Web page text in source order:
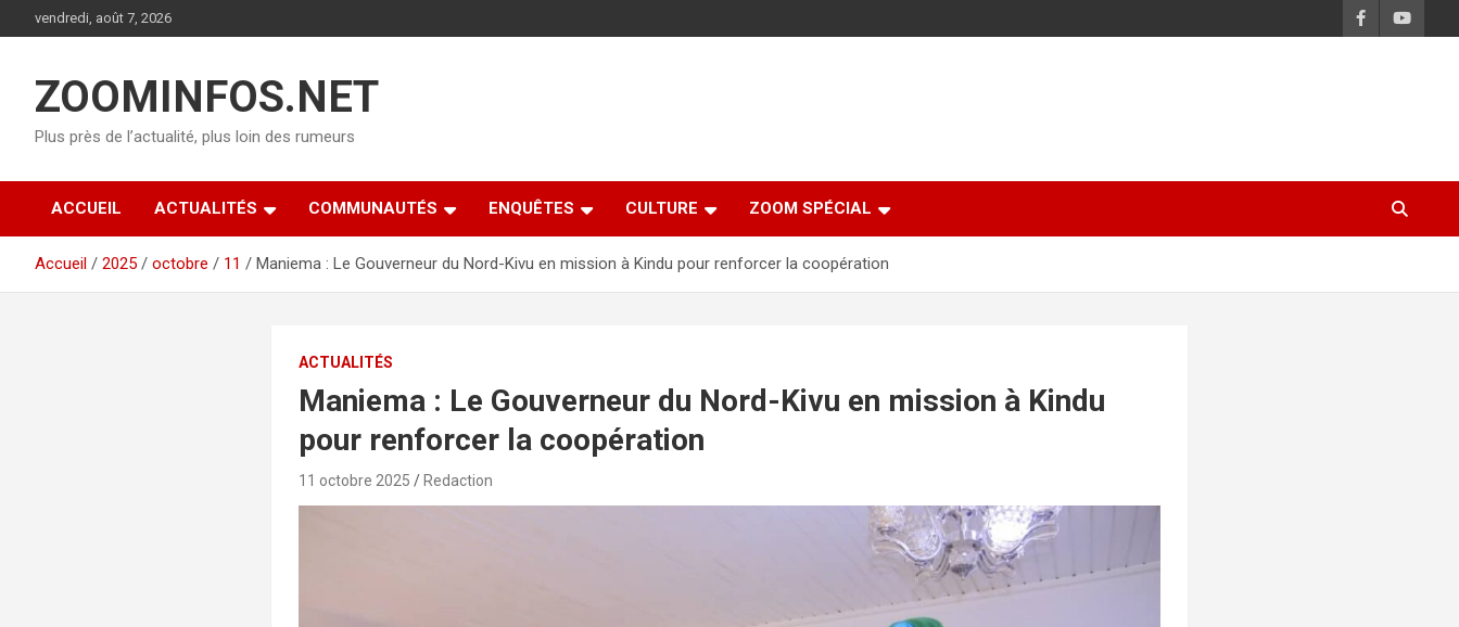
au
vendredi, août 7, 2026
ZOOMINFOS.NET
Plus près de l’actualité, plus loin des rumeurs
ACCUEIL ACTUALITÉS COMMUNAUTÉS ENQUÊTES CULTURE ZOOM SPÉCIAL
Accueil 2025 octobre 11 Maniema : Le Gouverneur du Nord-Kivu en mission à Kindu pour renforcer la coopération
ACTUALITÉS
Maniema : Le Gouverneur du Nord-Kivu en mission à Kindu
pour renforcer la coopération
11 octobre 2025 Redaction